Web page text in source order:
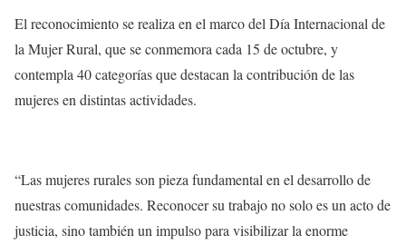
El reconocimiento se realiza en el marco del Día Internacional de
la Mujer Rural, que se conmemora cada 15 de octubre, y
contempla 40 categorías que destacan la contribución de las
mujeres en distintas actividades.
“Las mujeres rurales son pieza fundamental en el desarrollo de
nuestras comunidades. Reconocer su trabajo no solo es un acto de
justicia, sino también un impulso para visibilizar la enorme